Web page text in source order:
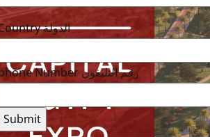
Country الدولة
phone Number رقم التليفون